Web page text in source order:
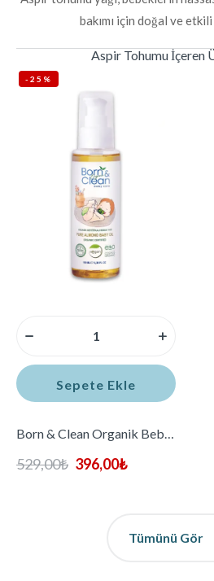
bakımı için doğal ve
Aspir Tohumu İçeren
-25%
Sepete Ekle
Born & Clean Organik Bebek Yağı – 100ml
529,00₺ 396,00₺
Tümünü Gör